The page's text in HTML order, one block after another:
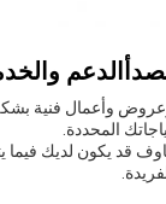
الدعم
وأعمال فنية
المحددة.
قد يكون لديك